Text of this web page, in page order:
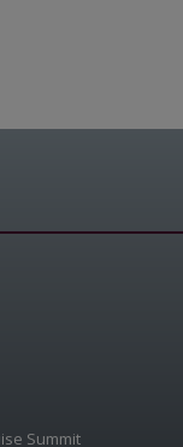
Summit